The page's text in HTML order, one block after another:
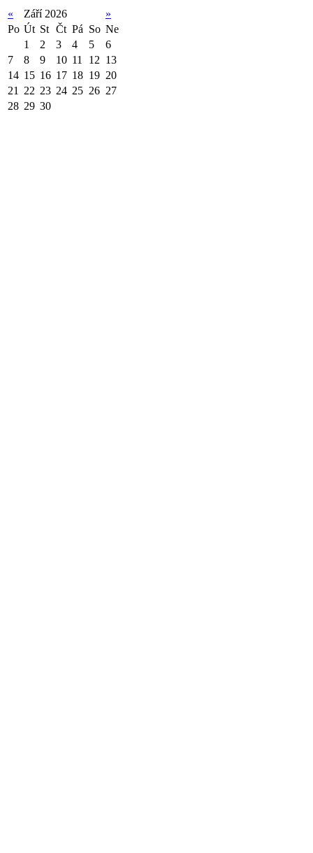
« Září 2026
»
Po Út St Čt Pá So Ne
1
2 3 4 5
6
7
8 9 10 11 12 13
14 15 16 17 18 19 20
21
22 23 24 25 26 27
28 29 30